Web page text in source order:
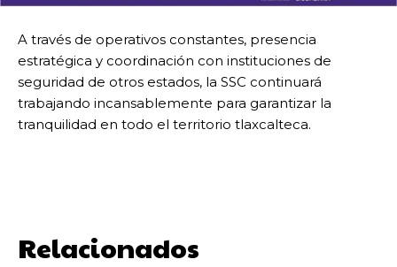
A través de operativos constantes, presencia
estratégica y coordinación con instituciones de
seguridad de otros estados, la SSC continuará
trabajando incansablemente para garantizar la
tranquilidad en todo el territorio tlaxcalteca.
Relacionados